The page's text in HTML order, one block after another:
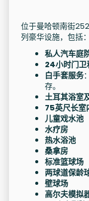
位于曼哈顿南街
列豪华设施，包括：
私人汽车庭
24小时门卫
白手套服务
存。
土耳其浴室
75英尺长室
儿童戏水池
水疗房
热水浴池
桑拿房
标准篮球场
两球道保龄
壁球场
高尔夫模拟